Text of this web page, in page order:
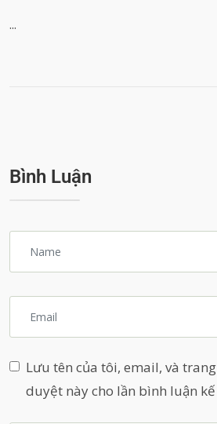
...
Bình Luận
Lưu tên của tôi, email, và
duyệt này cho lần bình luận